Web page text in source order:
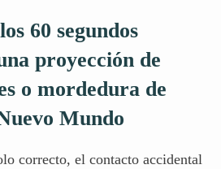
60 segundos
proyección de
o mordedura de
Mundo
correcto, el contacto accidental